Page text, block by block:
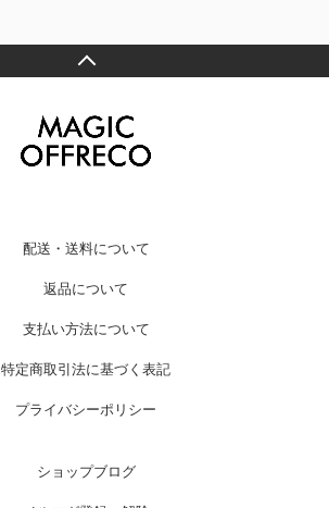
配送・送料について
返品について
支払い方法について
特定商取引法に基づく表記
プライバシーポリシー
ショップブログ